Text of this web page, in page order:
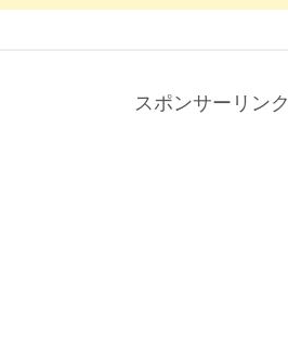
スポンサーリンク